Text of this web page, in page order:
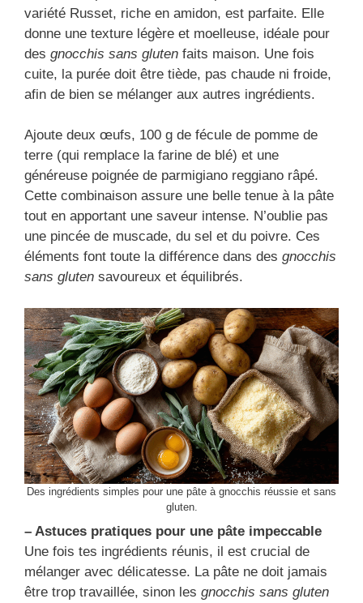
variété Russet, riche en amidon, est parfaite. Elle
donne une texture légère et moelleuse, idéale pour
des gnocchis sans gluten faits maison. Une fois
cuite, la purée doit être tiède, pas chaude ni froide,
afin de bien se mélanger aux autres ingrédients.
Ajoute deux œufs, 100 g de fécule de pomme de
terre (qui remplace la farine de blé) et une
généreuse poignée de parmigiano reggiano râpé.
Cette combinaison assure une belle tenue à la pâte
tout en apportant une saveur intense. N’oublie pas
une pincée de muscade, du sel et du poivre. Ces
éléments font toute la différence dans des gnocchis
sans gluten savoureux et équilibrés.
Des ingrédients simples pour une pâte à gnocchis réussie et sans
gluten.
– Astuces pratiques pour une pâte impeccable
Une fois tes ingrédients réunis, il est crucial de
mélanger avec délicatesse. La pâte ne doit jamais
être trop travaillée, sinon les gnocchis sans gluten